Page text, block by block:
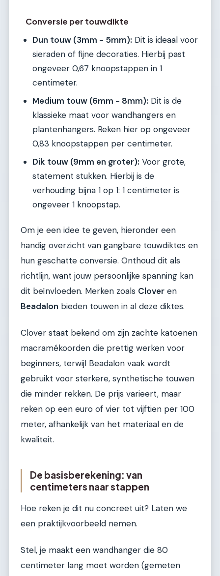
Conversie per touwdikte
Dun touw (3mm - 5mm): Dit is ideaal voor
sieraden of fijne decoraties. Hierbij past
ongeveer 0,67 knoopstappen in 1
centimeter.
Medium touw (6mm - 8mm): Dit is de
klassieke maat voor wandhangers en
plantenhangers. Reken hier op ongeveer
0,83 knoopstappen per centimeter.
Dik touw (9mm en groter): Voor grote,
statement stukken. Hierbij is de
verhouding bijna 1 op 1: 1 centimeter is
ongeveer 1 knoopstap.
Om je een idee te geven, hieronder een
handig overzicht van gangbare touwdiktes en
hun geschatte conversie. Onthoud dit als
richtlijn, want jouw persoonlijke spanning kan
dit beïnvloeden. Merken zoals Clover en
Beadalon bieden touwen in al deze diktes.
Clover staat bekend om zijn zachte katoenen
macramékoorden die prettig werken voor
beginners, terwijl Beadalon vaak wordt
gebruikt voor sterkere, synthetische touwen
die minder rekken. De prijs varieert, maar
reken op een euro of vier tot vijftien per 100
meter, afhankelijk van het materiaal en de
kwaliteit.
De basisberekening: van
centimeters naar stappen
Hoe reken je dit nu concreet uit? Laten we
een praktijkvoorbeeld nemen.
Stel, je maakt een wandhanger die 80
centimeter lang moet worden (gemeten